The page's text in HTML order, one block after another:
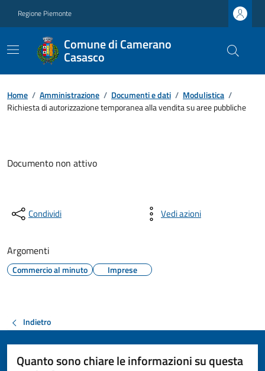
Regione Piemonte
Comune di Camerano
Casasco
Home / Amministrazione / Documenti e dati / Modulistica /
Richiesta di autorizzazione temporanea alla vendita su aree pubbliche
Documento non attivo
Condividi Vedi azioni
Argomenti
Commercio al minuto Imprese
Indietro
Quanto sono chiare le informazioni su questa